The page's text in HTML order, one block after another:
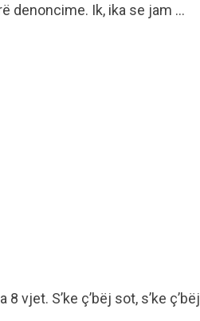
denoncime. Ik, ika se jam …
vjet. S’ke ç’bëj sot, s’ke ç’bëj